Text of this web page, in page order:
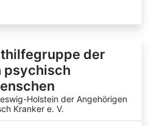
der
psychisch
Holstein der Angehörigen
Kranker e. V.